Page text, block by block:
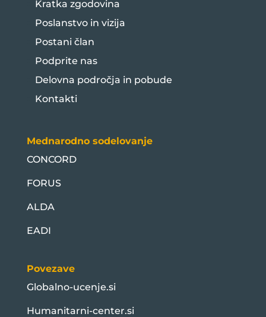
Kratka zgodovina
Poslanstvo in vizija
Postani član
Podprite nas
Delovna področja in pobude
Kontakti
Mednarodno sodelovanje
CONCORD
FORUS
ALDA
EADI
Povezave
Globalno-ucenje.si
Humanitarni-center.si